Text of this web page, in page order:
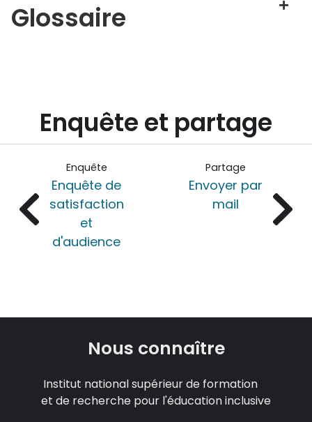
Glossaire
Enquête et partage
Enquête
Enquête de
satisfaction
et
d'audience
Partage
Envoyer par
mail
Nous connaître
Institut national supérieur de formation
et de recherche pour l'éducation inclusive